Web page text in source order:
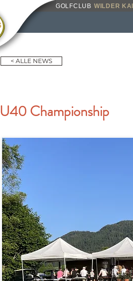
GOLFCLUB WILDER
< ALLE NEWS
U40 Championship